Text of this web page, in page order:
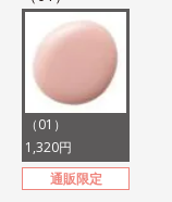
（01）
1,320円
通販限定